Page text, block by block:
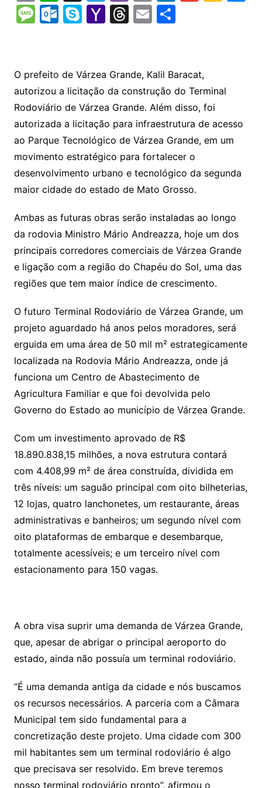
o
p
Li
n
k
h
at
A
p
p
el
e
a
m
b
er
in
t
n
k
dI
n
Cl
s
sr
o
M
s
a
g
e
O
o
k.
c
o
m
S
p
e
Y
o
o
M
ai
l
T
a
d
s
E
l
S
e
O prefeito de Várzea Grande, Kalil Baracat,
autorizou a licitação da construção do Terminal
Rodoviário de Várzea Grande. Além disso, foi
autorizada a licitação para infraestrutura de acesso
ao Parque Tecnológico de Várzea Grande, em um
movimento estratégico para fortalecer o
desenvolvimento urbano e tecnológico da segunda
maior cidade do estado de Mato Grosso.
Ambas as futuras obras serão instaladas ao longo
da rodovia Ministro Mário Andreazza, hoje um dos
principais corredores comerciais de Várzea Grande
e ligação com a região do Chapéu do Sol, uma das
regiões que tem maior índice de crescimento.
O futuro Terminal Rodoviário de Várzea Grande, um
projeto aguardado há anos pelos moradores, será
erguida em uma área de 50 mil m² estrategicamente
localizada na Rodovia Mário Andreazza, onde já
funciona um Centro de Abastecimento de
Agricultura Familiar e que foi devolvida pelo
Governo do Estado ao município de Várzea Grande.
Com um investimento aprovado de R$
18.890.838,15 milhões, a nova estrutura contará
com 4.408,99 m² de área construída, dividida em
três níveis: um saguão principal com oito bilheterias,
12 lojas, quatro lanchonetes, um restaurante, áreas
administrativas e banheiros; um segundo nível com
oito plataformas de embarque e desembarque,
totalmente acessíveis; e um terceiro nível com
estacionamento para 150 vagas.
A obra visa suprir uma demanda de Várzea Grande,
que, apesar de abrigar o principal aeroporto do
estado, ainda não possuía um terminal rodoviário.
“É uma demanda antiga da cidade e nós buscamos
os recursos necessários. A parceria com a Câmara
Municipal tem sido fundamental para a
concretização deste projeto. Uma cidade com 300
mil habitantes sem um terminal rodoviário é algo
que precisava ser resolvido. Em breve teremos
nosso terminal rodoviário pronto”, afirmou o